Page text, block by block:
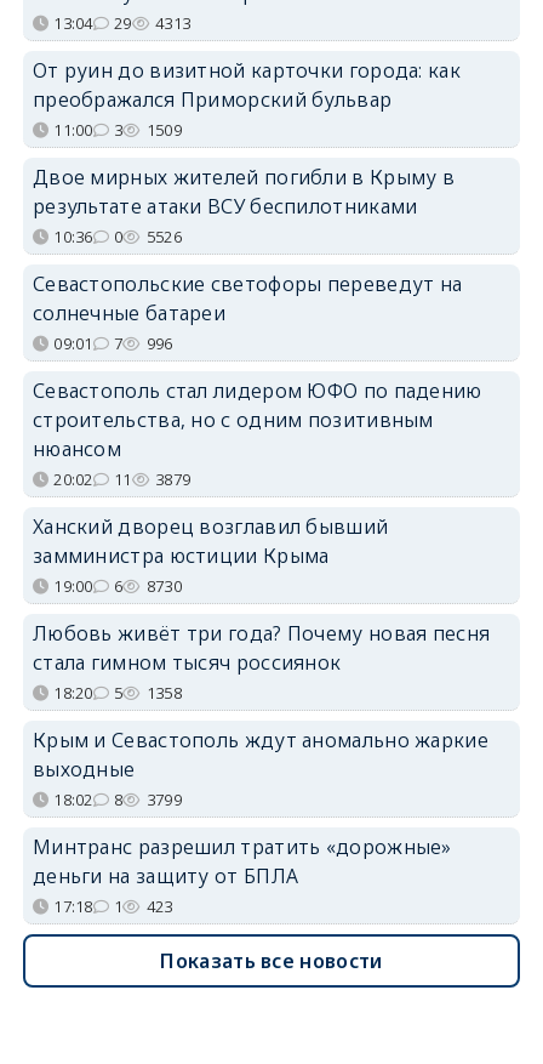
13:04 29 4313
От руин до визитной карточки города: как
преображался Приморский бульвар
11:00 3 1509
Двое мирных жителей погибли в Крыму в
результате атаки ВСУ беспилотниками
10:36 0 5526
Севастопольские светофоры переведут на
солнечные батареи
09:01 7 996
Севастополь стал лидером ЮФО по падению
строительства, но с одним позитивным
нюансом
20:02 11 3879
Ханский дворец возглавил бывший
замминистра юстиции Крыма
19:00 6 8730
Любовь живёт три года? Почему новая песня
стала гимном тысяч россиянок
18:20 5 1358
Крым и Севастополь ждут аномально жаркие
выходные
18:02 8 3799
Минтранс разрешил тратить «дорожные»
деньги на защиту от БПЛА
17:18 1 423
Показать все новости